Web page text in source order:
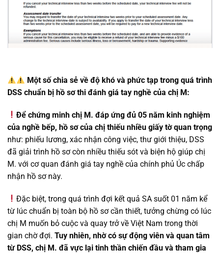
Một số chia sẻ về độ khó và phức tạp trong quá trình
DSS chuẩn bị hồ sơ thi đánh giá tay nghề của chị M:
Để chứng minh chị M. đáp ứng đủ 05 năm kinh nghiệm
của nghề bếp, hồ sơ của chị thiếu nhiều giấy tờ quan trọng
như: phiếu lương, xác nhận công việc, thư giới thiệu, DSS
đã giải trình hồ sơ còn nhiều thiếu sót và biện hộ giúp chị
M. với cơ quan đánh giá tay nghề của chính phủ Úc chấp
nhận hồ sơ này.
Đặc biệt, trong quá trình đợi kết quả SA suốt 01 năm kể
từ lúc chuẩn bị toàn bộ hồ sơ cần thiết, tưởng chừng có lúc
chị M muốn bỏ cuộc và quay trở về Việt Nam trong thời
gian chờ đợi. Tuy nhiên, nhờ có sự động viên và quan tâm
từ DSS, chị M. đã vực lại tinh thần chiến đầu và tham gia